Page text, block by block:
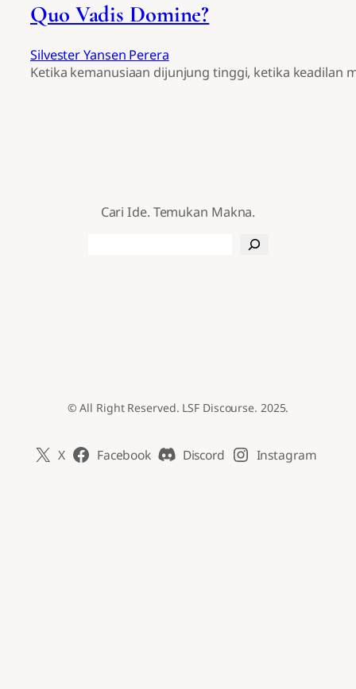
Quo Vadis Domine?
Silvester Yansen Perera
Ketika kemanusiaan dijunjung tinggi, ketika keadilan
Cari Ide. Temukan Makna.
© All Right Reserved. LSF Discourse. 2025.
X Facebook Discord Instagram